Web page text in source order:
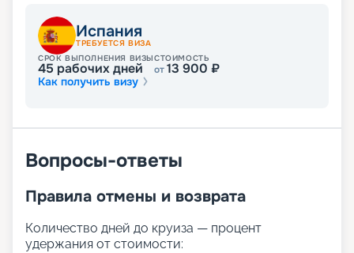
Испания
ТРЕБУЕТСЯ ВИЗА
СРОК ВЫПОЛНЕНИЯ ВИЗЫ
45 рабочих дней
СТОИМОСТЬ
от13 900 ₽
Как получить визу
Вопросы-ответы
Правила отмены и возврата
Количество дней до круиза — процент
удержания от стоимости: